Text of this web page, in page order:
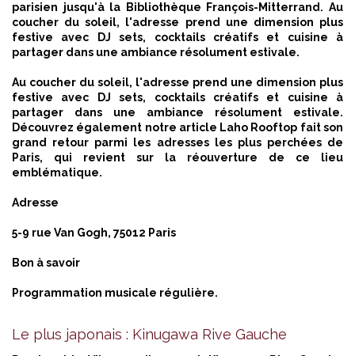
parisien jusqu'à la Bibliothèque François-Mitterrand. Au
coucher du soleil, l'adresse prend une dimension plus
festive avec DJ sets, cocktails créatifs et cuisine à
partager dans une ambiance résolument estivale.
Au coucher du soleil, l'adresse prend une dimension plus
festive avec DJ sets, cocktails créatifs et cuisine à
partager dans une ambiance résolument estivale.
Découvrez également notre article Laho Rooftop fait son
grand retour parmi les adresses les plus perchées de
Paris, qui revient sur la réouverture de ce lieu
emblématique.
Adresse
5-9 rue Van Gogh, 75012 Paris
Bon à savoir
Programmation musicale régulière.
Le plus japonais : Kinugawa Rive Gauche